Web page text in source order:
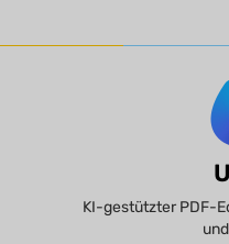
KI-gestützter PDF-